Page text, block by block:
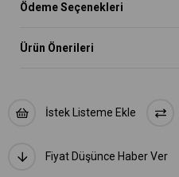
Ödeme Seçenekleri
Ürün Önerileri
İstek Listeme Ekle
Fiyat Düşünce Haber Ver